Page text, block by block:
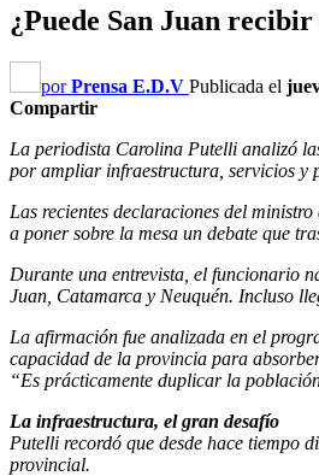
¿Puede San Juan
porPrensa E.D.V Publicada el
Compartir
La periodista Carolina Putelli analizó
por ampliar infraestructura, servicios y
Las recientes declaraciones del
a poner sobre la mesa un debate que
Durante una entrevista, el funcionario
Juan, Catamarca y Neuquén. Incluso
La afirmación fue analizada en el
capacidad de la provincia para
“Es prácticamente duplicar la
La infraestructura, el gran desafío
Putelli recordó que desde hace tiempo
provincial.